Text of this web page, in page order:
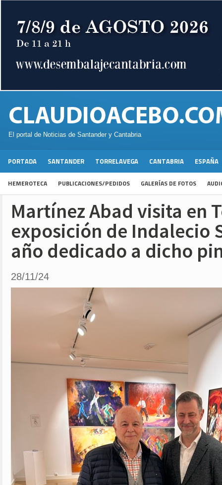
El portal de Noticias de Santander y Cantabria
PORTADA SANTANDER TORRELAVEGA CANTABRIA ESPAÑA
HEMEROTECA PUBLICACIONES/PEDIDOS GALERÍAS DE FOTOS
Martínez Abad visita en
exposición de Indalecio
año dedicado a dicho
28/11/24